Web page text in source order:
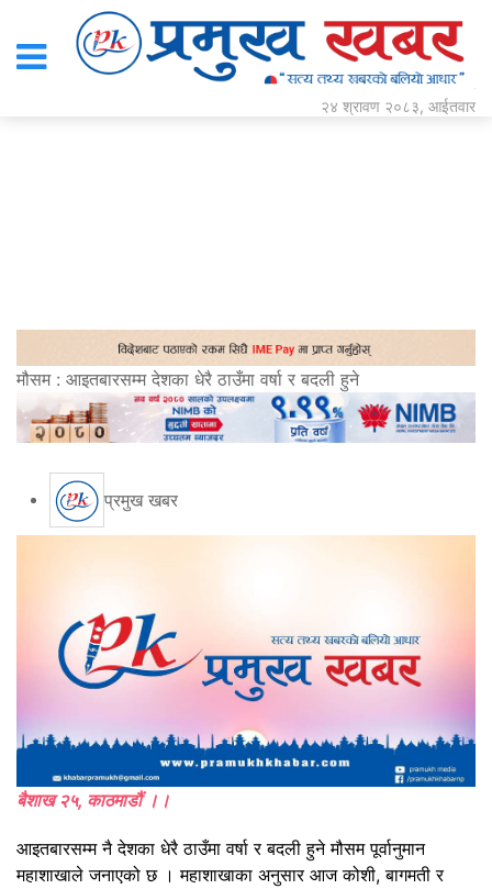
२४ श्रावण २०८३, आईतवार
मौसम : आइतबारसम्म देशका धेरै ठाउँमा वर्षा र बदली हुने
प्रमुख खबर
बैशाख २५, काठमाडौं ।।
आइतबारसम्म नै देशका धेरै ठाउँमा वर्षा र बदली हुने मौसम पूर्वानुमान
महाशाखाले जनाएको छ ।महाशाखाका अनुसार आज कोशी, बागमती र